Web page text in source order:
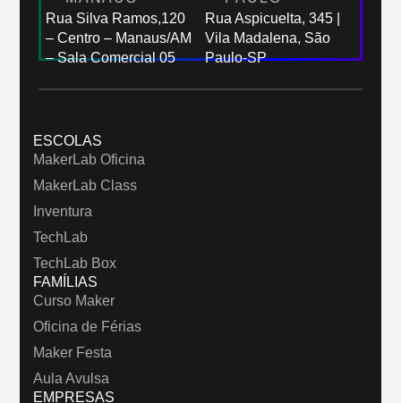
Rua Silva Ramos,120
– Centro – Manaus/AM
– Sala Comercial 05
Rua Aspicuelta, 345 |
Vila Madalena, São
Paulo-SP
ESCOLAS
MakerLab Oficina
MakerLab Class
Inventura
TechLab
TechLab Box
FAMÍLIAS
Curso Maker
Oficina de Férias
Maker Festa
Aula Avulsa
EMPRESAS